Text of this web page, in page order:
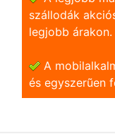
szállodák
legjobb árakon.
A
és egyszerũen